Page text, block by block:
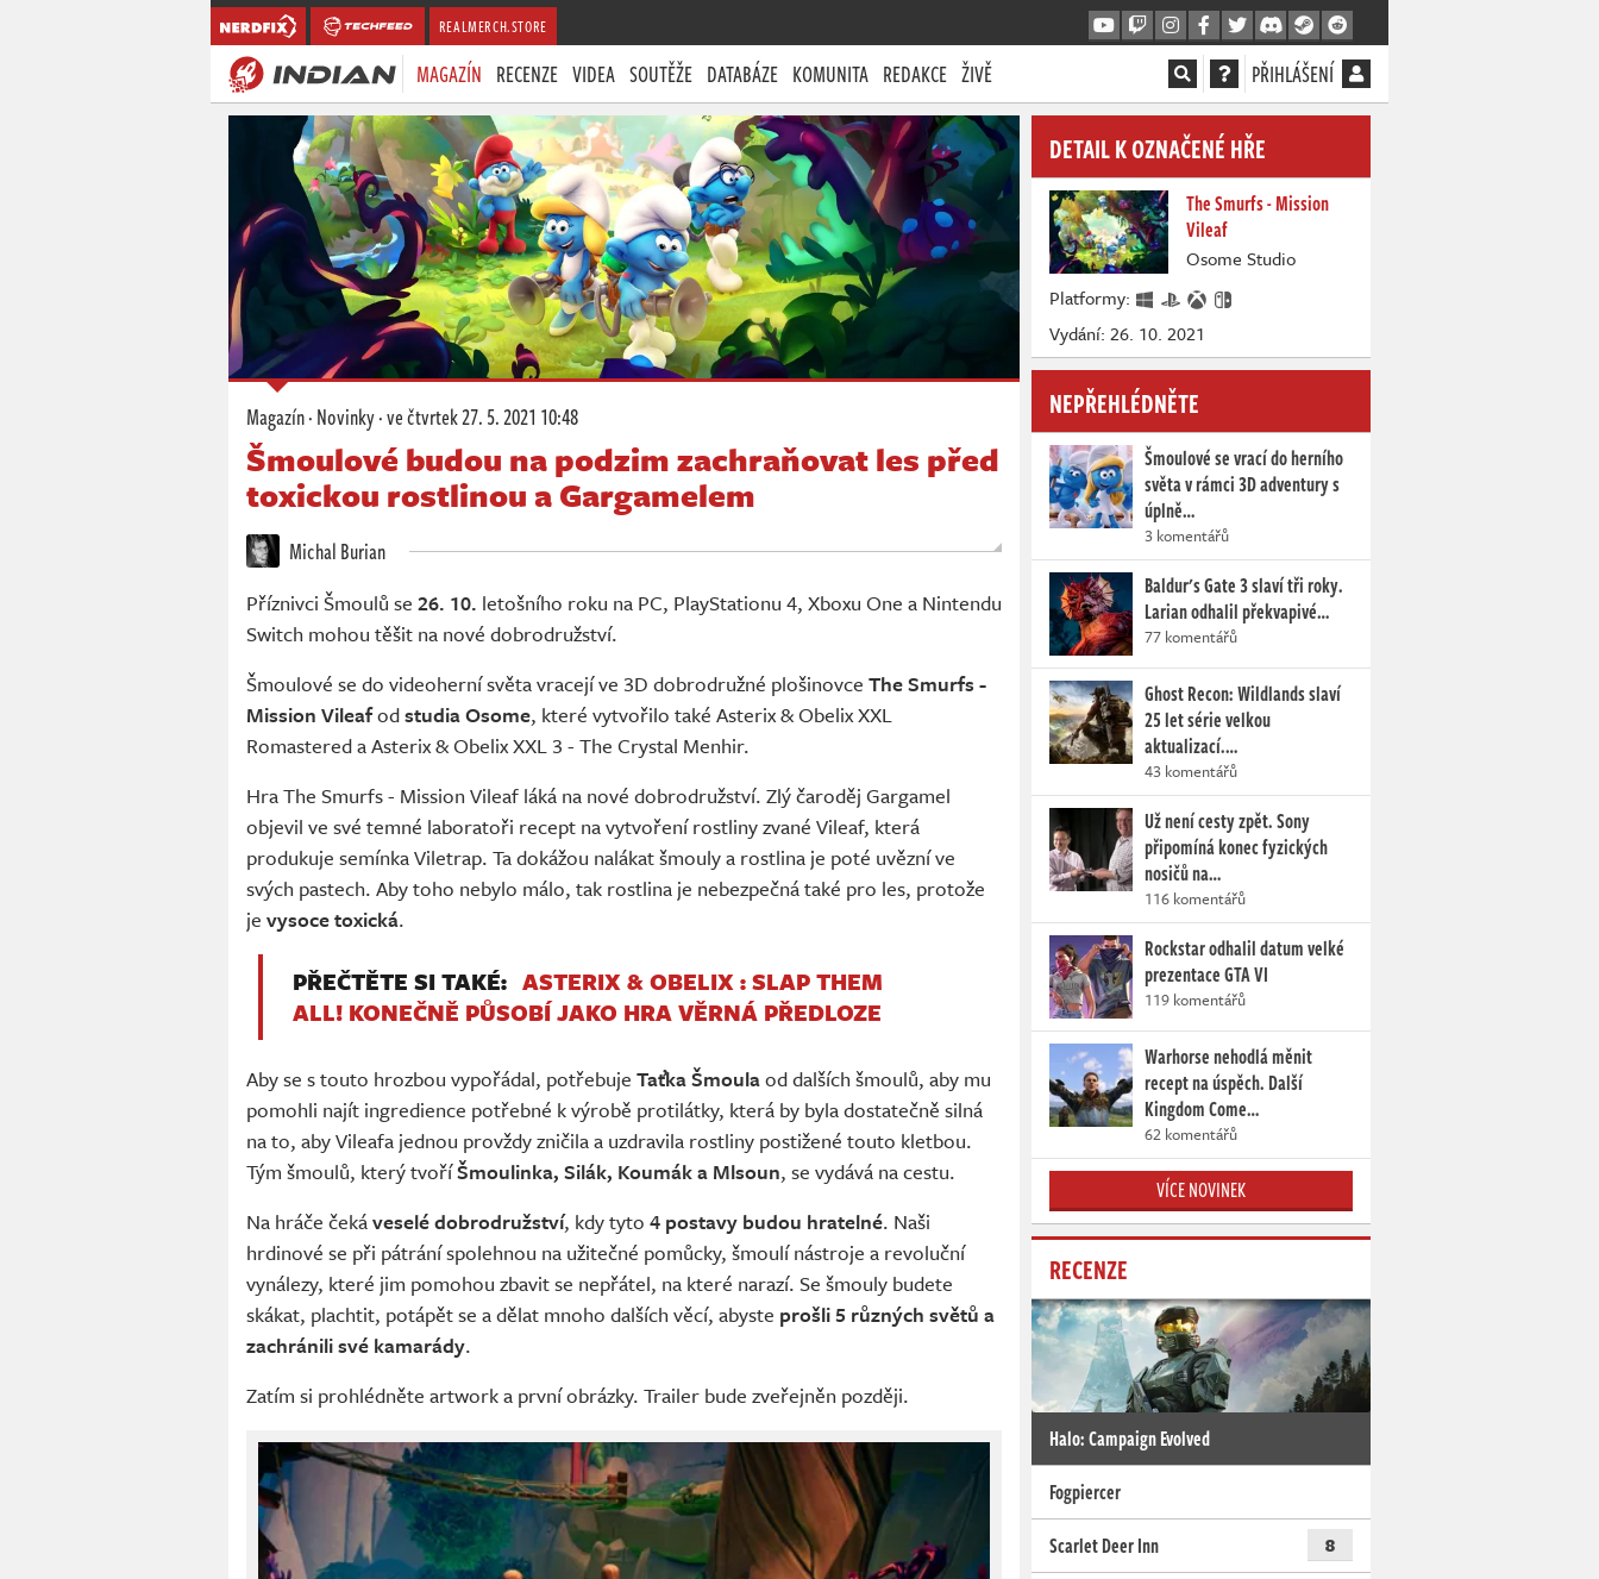
REALMERCH.STORE
MAGAZÍN RECENZE VIDEA SOUTĚŽE DATABÁZE KOMUNITA REDAKCE ŽIVĚ PŘIHLÁŠENÍ
Magazín·Novinky·ve čtvrtek27. 5. 2021 10:48
Šmoulové budou na podzim zachraňovat les před
toxickou rostlinou a Gargamelem
Michal Burian
Příznivci Šmoulů se 26. 10. letošního roku na PC, PlayStationu 4, Xboxu One a Nintendu
Switch mohou těšit na nové dobrodružství.
Šmoulové se do videoherní světa vracejí ve 3D dobrodružné plošinovce The Smurfs -
Mission Vileafodstudia Osome, které vytvořilo také Asterix & Obelix XXL
Romastered a Asterix & Obelix XXL 3 - The Crystal Menhir.
Hra The Smurfs - Mission Vileaf láká na nové dobrodružství. Zlý čaroděj Gargamel
objevil ve své temné laboratoři recept na vytvoření rostliny zvané Vileaf, která
produkuje semínka Viletrap. Ta dokážou nalákat šmouly a rostlina je poté uvězní ve
svých pastech. Aby toho nebylo málo, tak rostlina je nebezpečná také pro les, protože
je vysoce toxická.
PŘEČTĚTE SI TAKÉ: ASTERIX & OBELIX : SLAP THEM
ALL! KONEČNĚ PŮSOBÍ JAKO HRA VĚRNÁ PŘEDLOZE
Aby se s touto hrozbou vypořádal, potřebuje Taťka Šmoulaod dalších šmoulů, aby mu
pomohli najít ingredience potřebné k výrobě protilátky, která by byla dostatečně silná
na to, aby Vileafa jednou provždy zničila a uzdravila rostliny postižené touto kletbou.
Tým šmoulů, který tvoříŠmoulinka, Silák, Koumák a Mlsoun, se vydává na cestu.
Na hráče čekáveselé dobrodružství, kdy tyto 4 postavy budou hratelné. Naši
hrdinové se při pátrání spolehnou na užitečné pomůcky, šmoulí nástroje a revoluční
vynálezy, které jim pomohou zbavit se nepřátel, na které narazí. Se šmouly budete
skákat, plachtit, potápět se a dělat mnoho dalších věcí, abyste prošli 5 různých světů a
zachránili své kamarády.
Zatím si prohlédněte artwork a první obrázky. Trailer bude zveřejněn později.
DETAIL K OZNAČENÉ HŘE
The Smurfs - Mission
Vileaf
Osome Studio
Platformy:
Vydání: 26. 10. 2021
NEPŘEHLÉDNĚTE
Šmoulové se vrací do herního
světa v rámci 3D adventury s
úplně…
3 komentářů
Baldur's Gate 3 slaví tři roky.
Larian odhalil překvapivé…
77 komentářů
Ghost Recon: Wildlands slaví
25 let série velkou
aktualizací.…
43 komentářů
Už není cesty zpět. Sony
připomíná konec fyzických
nosičů na…
116 komentářů
Rockstar odhalil datum velké
prezentace GTA VI
119 komentářů
Warhorse nehodlá měnit
recept na úspěch. Další
Kingdom Come…
62 komentářů
VÍCE NOVINEK
RECENZE
Halo: Campaign Evolved
Fogpiercer
Scarlet Deer Inn
8